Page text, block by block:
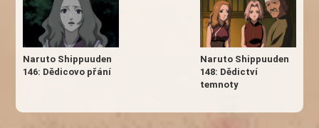
Naruto Shippuuden
146: Dědicovo přání
Naruto Shippuuden
148: Dědictví
temnoty